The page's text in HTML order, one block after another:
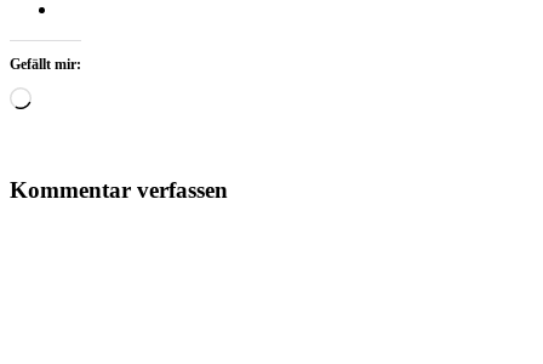
Gefällt mir:
Wird
Kommentar verfassen